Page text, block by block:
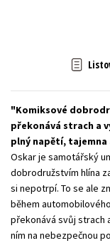
Komiksové
překonává strach a
plný napětí,
Oskar je samotářský
dobrodružstvím hlína
si nepotrpí. To se ale
během
překonává svůj strach
ním na nebezpečnou